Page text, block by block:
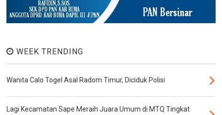
WEEK TRENDING
Wanita Calo Togel Asal Radom Timur, Diciduk Polisi
Lagi Kecamatan Sape Meraih Juara Umum di MTQ Tingkat